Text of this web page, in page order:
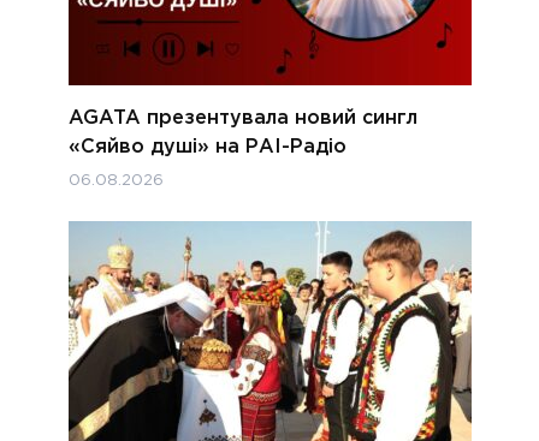
AGATA презентувала новий сингл
«Сяйво душі» на РАІ-Радіо
06.08.2026